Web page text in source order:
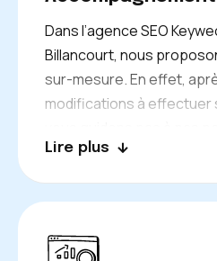
Dans l’agence SEO
Billancourt, nous
sur-mesure. En effet,
modifications à effectuer
structure. Si vous le
techniques à votre place.
gestion technique de
Lire plus